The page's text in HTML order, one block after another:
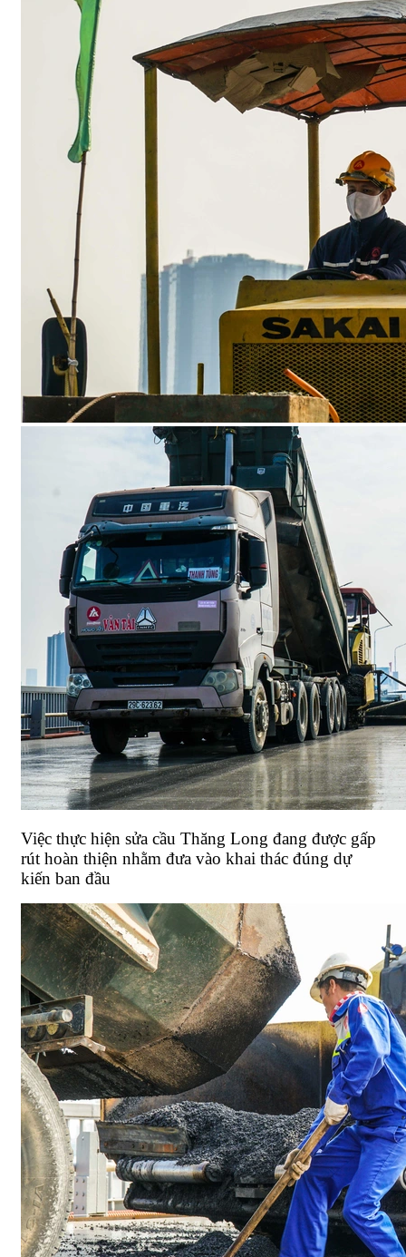
Việc thực hiện sửa cầu Thăng Long đang được gấp
rút hoàn thiện nhằm đưa vào khai thác đúng dự
kiến ban đầu